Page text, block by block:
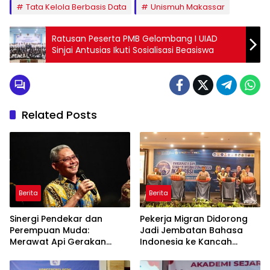
Tata Kelola Berbasis Data
Unismuh Makassar
Ratusan Peserta PMB Gelombang I UIAD
Sinjai Antusias Ikuti Sosialisasi Beasiswa
Related Posts
Berita
Sinergi Pendekar dan
Perempuan Muda:
Merawat Api Gerakan
Berita
Pekerja Migran Didorong
Jadi Jembatan Bahasa
Indonesia ke Kancah